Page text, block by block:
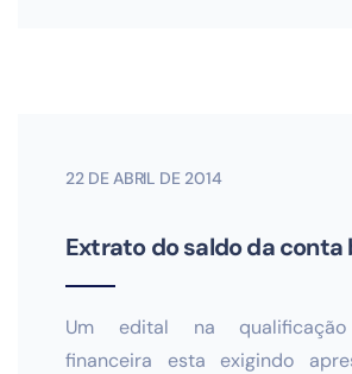
22 DE ABRIL DE 2014
Extrato do saldo da conta
Um edital na qualificação
financeira esta exigindo